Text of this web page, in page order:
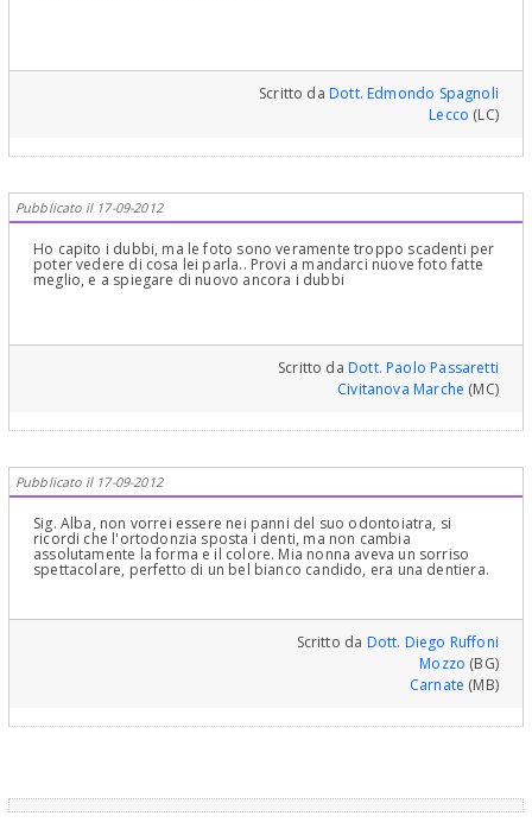
Scritto daDott. Edmondo Spagnoli
Lecco (LC)
Pubblicato il 17-09-2012
Ho capito i dubbi, ma le foto sono veramente troppo scadenti per
poter vedere di cosa lei parla.. Provi a mandarci nuove foto fatte
meglio, e a spiegare di nuovo ancora i dubbi
Scritto daDott. Paolo Passaretti
Civitanova Marche (MC)
Pubblicato il 17-09-2012
Sig. Alba, non vorrei essere nei panni del suo odontoiatra, si
ricordi che l'ortodonzia sposta i denti, ma non cambia
assolutamente la forma e il colore. Mia nonna aveva un sorriso
spettacolare, perfetto di un bel bianco candido, era una dentiera.
Scritto da Dott. Diego Ruffoni
Mozzo (BG)
Carnate (MB)